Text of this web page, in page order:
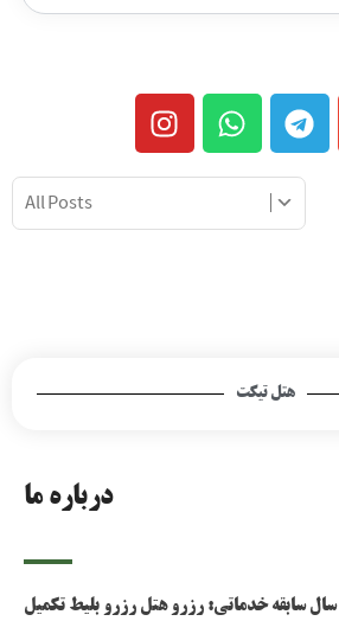
هتل تیکت
درباره ما
هتل تیکت با بیش از 10 سال سابقه خدماتی: رزرو هتل رزرو بلیط تکمیل